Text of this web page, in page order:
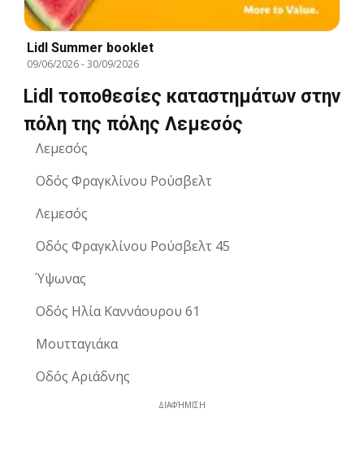
Lidl Summer booklet
09/06/2026-30/09/2026
Lidl τοποθεσίες καταστημάτων στην
πόλη της πόλης Λεμεσός
Λεμεσός
Οδός Φραγκλίνου Ρούσβελτ
Λεμεσός
Οδός Φραγκλίνου Ρούσβελτ 45
Ύψωνας
Οδός Ηλία Καννάουρου 61
Μουτταγιάκα
Οδός Αριάδνης
ΔΙΑΦΉΜΙΣΗ